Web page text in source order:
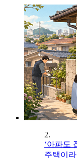
2.
‘아파도
주택이